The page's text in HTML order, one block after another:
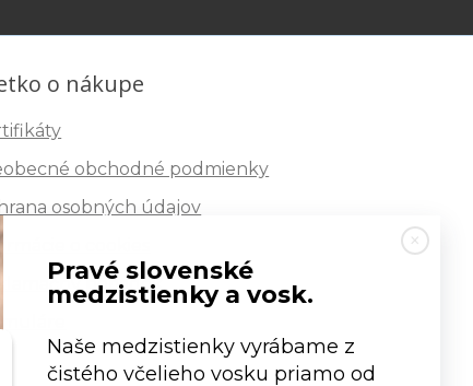
o nákupe
obchodné podmienky
osobných údajov
o cookies
poriadok
Pravé slovenské
medzistienky a vosk.
Naše medzistienky vyrábame z
čistého včelieho vosku priamo od